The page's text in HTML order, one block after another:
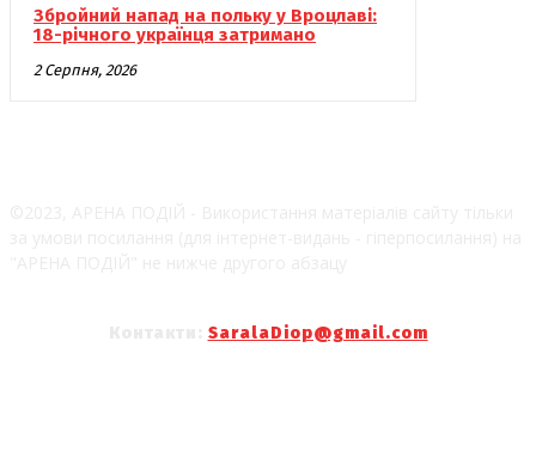
Збройний напад на польку у Вроцлаві:
18-річного українця затримано
2 Серпня, 2026
SaralaDiop@gmail.com